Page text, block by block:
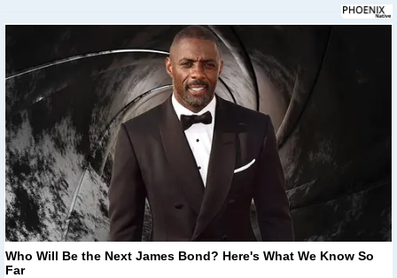
Who Will Be the Next James Bond? Here's What We Know So
Far